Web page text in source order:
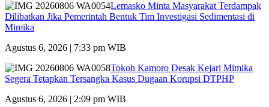
Lemasko Minta Masyarakat Terdampak
Dilibatkan Jika Pemerintah Bentuk Tim Investigasi Sedimentasi di
Mimika
Agustus 6, 2026 | 7:33 pm WIB
Tokoh Kamoro Desak Kejari Mimika
Segera Tetapkan Tersangka Kasus Dugaan Korupsi DTPHP
Agustus 6, 2026 | 2:09 pm WIB